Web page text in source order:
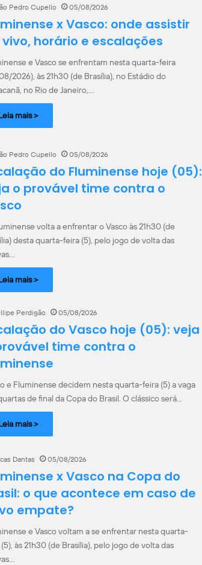
Pedro Cupello 05/08/2026
x Vasco: onde assistir
horário e escalações
e Vasco se enfrentam nesta quarta-feira
2026), às 21h30 (de Brasília), no Estádio do
no Rio de Janeiro,…
mais >
Pedro Cupello 05/08/2026
do Fluminense hoje (05):
o provável time contra o
volta a enfrentar o Vasco às 21h30 (de
desta quarta-feira (5), pelo jogo de volta das
mais >
Perdigão 05/08/2026
do Vasco hoje (05): veja
time contra o
e Fluminense decidem nesta quarta-feira (5) a vaga
de final da Copa do Brasil. O clássico será…
mais >
Dantas 05/08/2026
x Vasco na Copa do
o que acontece em caso de
empate?
e Vasco voltam a se enfrentar nesta quarta-
às 21h30 (de Brasília), pelo jogo de volta das